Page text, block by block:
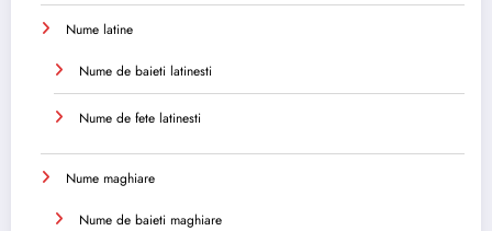
Nume latine
Nume de baieti latinesti
Nume de fete latinesti
Nume maghiare
Nume de baieti maghiare